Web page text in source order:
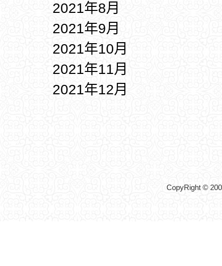
2021年8月
2021年9月
2021年10月
2021年11月
2021年12月
CopyRight ©